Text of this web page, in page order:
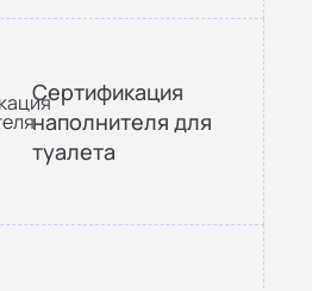
Сертификация
наполнителя для
туалета